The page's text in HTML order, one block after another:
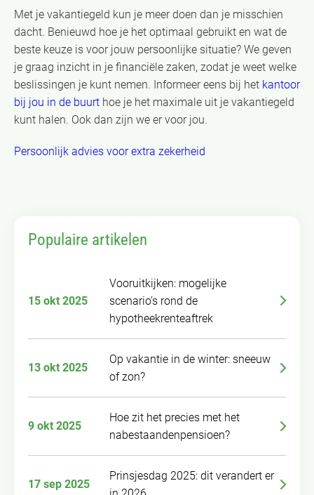
Met je vakantiegeld kun je meer doen dan je misschien
dacht. Benieuwd hoe je het optimaal gebruikt en wat de
beste keuze is voor jouw persoonlijke situatie? We geven
je graag inzicht in je financiële zaken, zodat je weet welke
beslissingen je kunt nemen. Informeer eens bij het kantoor
bij jou in de buurt hoe je het maximale uit je vakantiegeld
kunt halen. Ook dan zijn we er voor jou.
Persoonlijk advies voor extra zekerheid
Populaire artikelen
15 okt 2025
Vooruitkijken: mogelijke
scenario’s rond de
hypotheekrenteaftrek
13 okt 2025
Op vakantie in de winter: sneeuw
of zon?
9 okt 2025
Hoe zit het precies met het
nabestaandenpensioen?
17 sep 2025
Prinsjesdag 2025: dit verandert er